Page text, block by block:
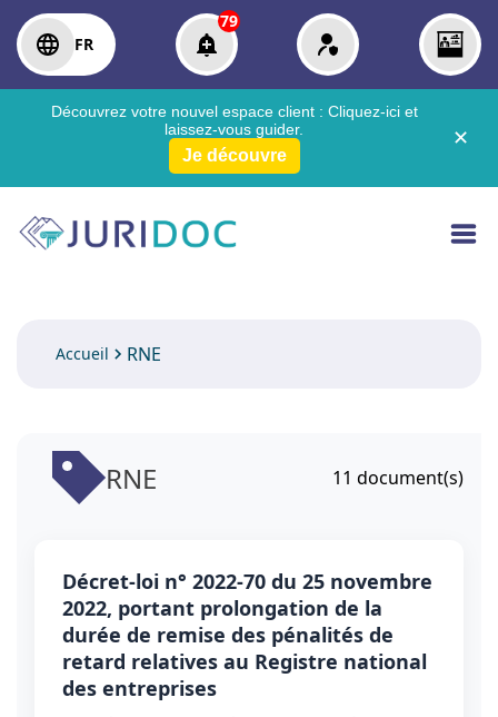
FR
79
Découvrez votre nouvel espace client : Cliquez-ici et
laissez-vous guider.
Je découvre
✕
Accueil RNE
RNE 11 document(s)
Décret-loi n° 2022-70 du 25 novembre
2022, portant prolongation de la
durée de remise des pénalités de
retard relatives au Registre national
des entreprises